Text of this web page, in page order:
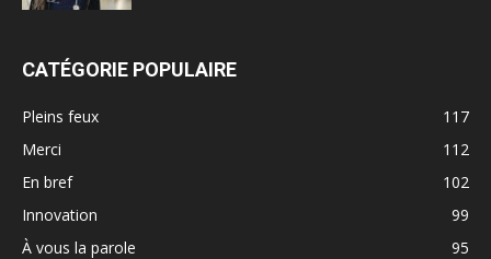
CATÉGORIE POPULAIRE
Pleins feux
117
Merci
112
En bref
102
Innovation
99
À vous la parole
95